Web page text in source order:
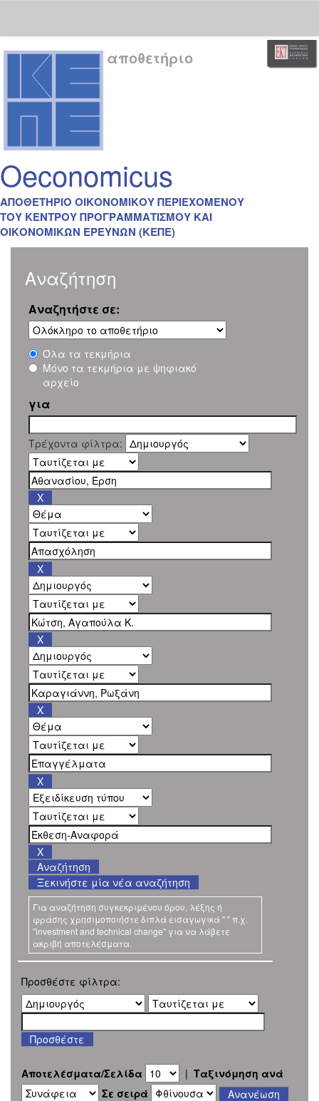
Skip
navigation
αποθετήριο
Oeconomicus
ΑΠΟΘΕΤΗΡΙΟ ΟΙΚΟΝΟΜΙΚΟΥ ΠΕΡΙΕΧΟΜΕΝΟΥ
ΤΟΥ ΚΕΝΤΡΟΥ ΠΡΟΓΡΑΜΜΑΤΙΣΜΟΥ ΚΑΙ
ΟΙΚΟΝΟΜΙΚΩΝ ΕΡΕΥΝΩΝ (ΚΕΠΕ)
Αναζήτηση
Αναζητήστε σε:
Όλα τα τεκμήρια
Μόνο τα τεκμήρια με ψηφιακό
αρχείο
για
Τρέχοντα φίλτρα:
Ξεκινήστε μία νέα αναζήτηση
Για αναζήτηση συγκεκριμένου όρου, λέξης ή
φράσης χρησιμοποιήστε διπλά εισαγωγικά " " π.χ.
"investment and technical change" για να λάβετε
ακριβή αποτελέσματα.
Προσθέστε φίλτρα:
Αποτελέσματα/Σελίδα | Ταξινόμηση ανά
Σε σειρά